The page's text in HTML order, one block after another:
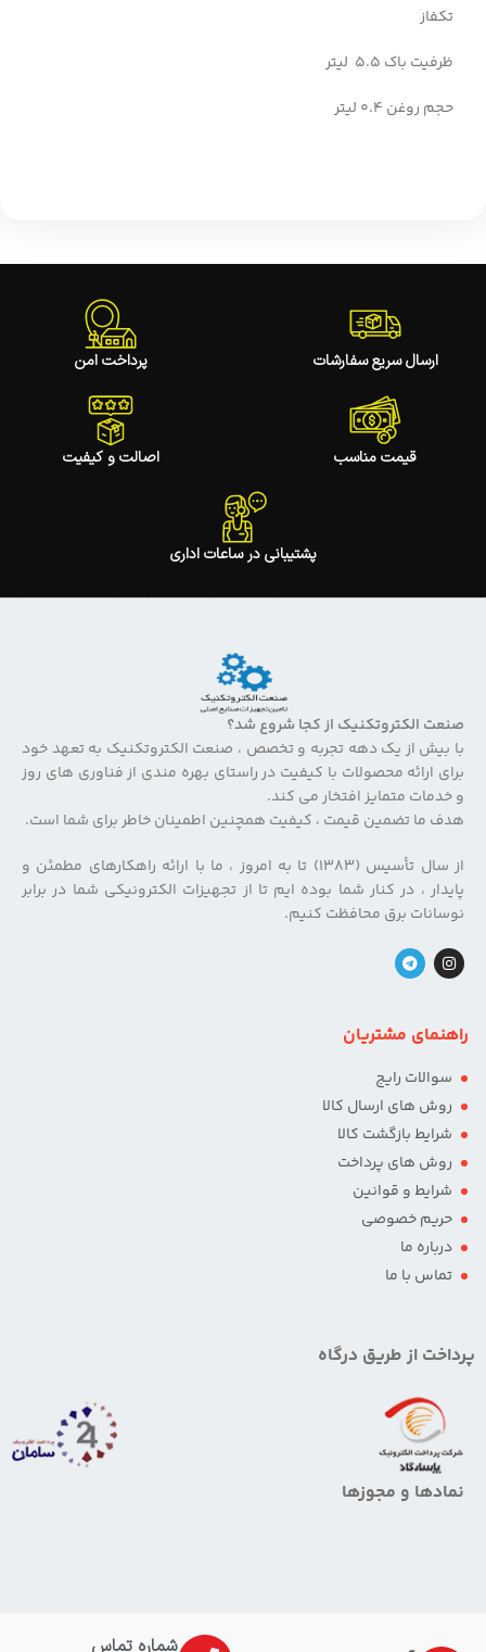
تکفاز
ظرفیت باک 5.5 لیتر
حجم روغن 0.4 لیتر
ارسال سریع سفارشات پرداخت امن
قیمت مناسب اصالت و کیفیت
پشتیبانی در ساعات اداری
صنعت الکتروتکنیک از کجا شروع شد؟
با بیش از یک دهه تجربه و تخصص ، صنعت الکتروتکنیک به تعهد خود
برای ارائه محصولات با کیفیت در راستای بهره مندی از فناوری های روز
و خدمات متمایز افتخار می کند.
هدف ما تضمین قیمت ، کیفیت همچنین اطمینان خاطر برای شما است.
از سال تأسیس (۱۳۸۳) تا به امروز ، ما با ارائه راهکارهای مطمئن و
پایدار ، در کنار شما بوده ایم تا از تجهیزات الکترونیکی شما در برابر
نوسانات برق محافظت کنیم.
راهنمای مشتریان
سوالات رایج
روش های ارسال کالا
شرایط بازگشت کالا
روش های پرداخت
شرایط و قوانین
حریم خصوصی
درباره ما
تماس با ما
پرداخت از طریق درگاه
نمادها و مجوزها
شماره تماس